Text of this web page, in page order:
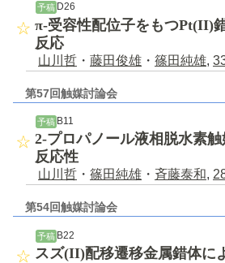
予稿 D26
π-受容性配位子をもつPt(II)
反応
山川哲 ・ 藤田俊雄 ・ 篠田純雄,
第57回触媒討論会
予稿 B11
2-プロパノール液相脱水素
反応性
山川哲 ・ 篠田純雄 ・ 斉藤泰和,
第54回触媒討論会
予稿 B22
スズ(II)配移遷移金属錯体に